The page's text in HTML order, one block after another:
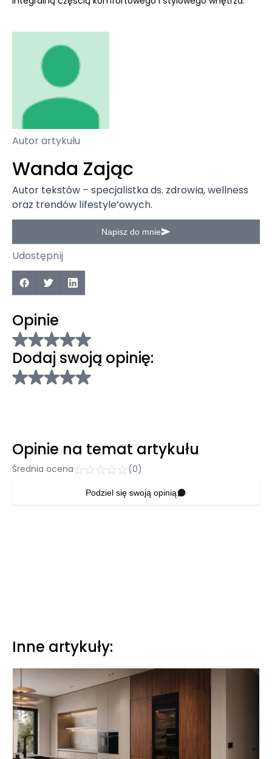
Autor artykułu
Wanda Zając
Autor tekstów – specjalistka ds. zdrowia, wellness
oraz trendów lifestyle’owych.
Napisz do mnie
Udostępnij
Opinie
Dodaj swoją opinię:
Opinie na temat artykułu
Średnia ocena (0)
Podziel się swoją opinią
Inne artykuły: